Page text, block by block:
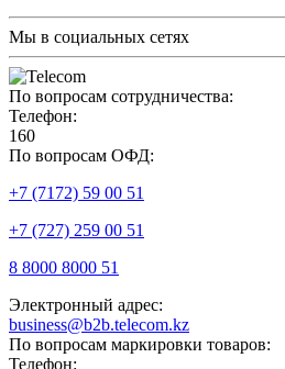
Мы в социальных сетях
По вопросам сотрудничества:
Телефон:
160
По вопросам ОФД:
+7 (7172) 59 00 51
+7 (727) 259 00 51
8 8000 8000 51
Электронный адрес:
business@b2b.telecom.kz
По вопросам маркировки товаров:
Телефон: